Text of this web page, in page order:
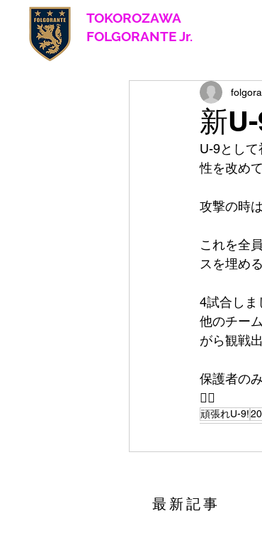
TOKOROZAWA
​ FOLGORANTE Jr.
新
U-9とし
性を改め
攻撃の時
これを全
スを埋め
4試合しま
他のチー
がら観戦
保護者の
🙇‍♂️
頑張れU-9!
​最新記事